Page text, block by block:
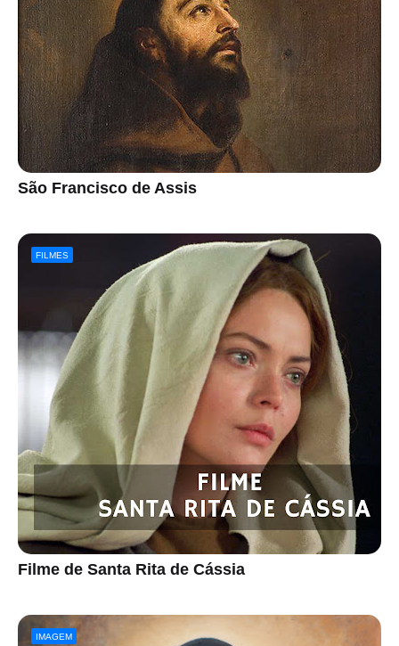
São Francisco de Assis
FILMES
Filme de Santa Rita de Cássia
IMAGEM